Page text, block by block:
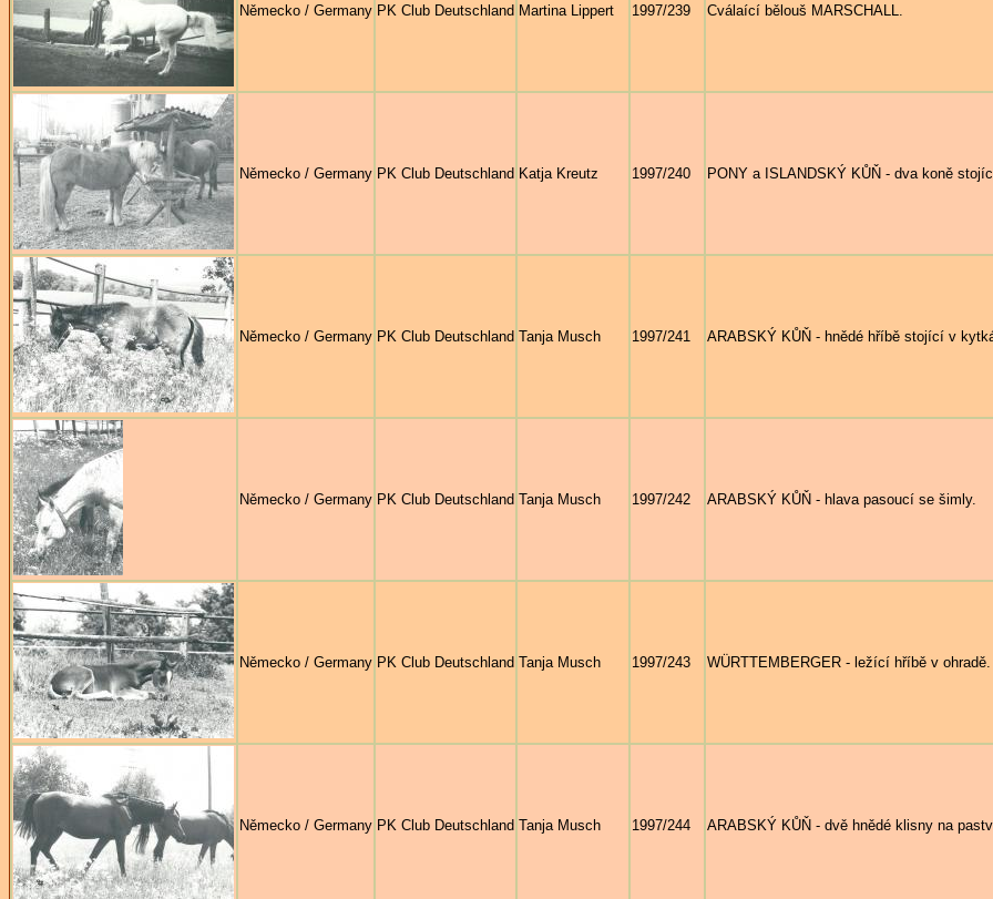
Německo / Germany PK Club Deutschland Martina Lippert 1997/239 Cválaící bělouš MARSCHALL.
Německo / Germany PK Club Deutschland Katja Kreutz 1997/240 PONY a ISLANDSKÝ KŮŇ - dva koně
Německo / Germany PK Club Deutschland Tanja Musch 1997/241 ARABSKÝ KŮŇ - hnědé hříbě stojící v
Německo / Germany PK Club Deutschland Tanja Musch 1997/242 ARABSKÝ KŮŇ - hlava pasoucí se šimly.
Německo / Germany PK Club Deutschland Tanja Musch 1997/243 WÜRTTEMBERGER - ležící hříbě v ohradě.
Německo / Germany PK Club Deutschland Tanja Musch 1997/244 ARABSKÝ KŮŇ - dvě hnědé klisny na